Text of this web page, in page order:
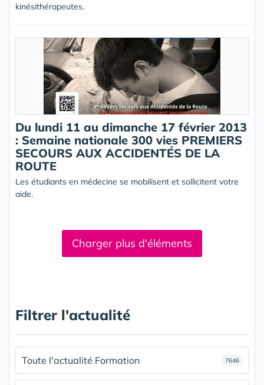
kinésithérapeutes.
Du lundi 11 au dimanche 17 février 2013
: Semaine nationale 300 vies PREMIERS
SECOURS AUX ACCIDENTÉS DE LA
ROUTE
Les étudiants en médecine se mobilisent et sollicitent votre
aide.
Charger plus d'éléments
Filtrer l'actualité
Toute l'actualité Formation 7646